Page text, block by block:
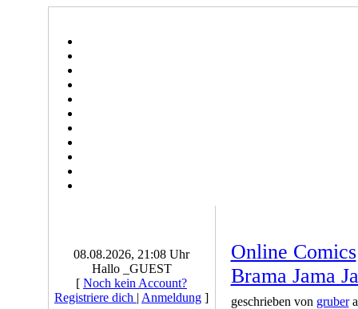
08.08.2026, 21:08 Uhr
Hallo _GUEST
[ Noch kein Account?
Registriere dich | Anmeldung ]
Online Comics
Brama Jama
geschrieben von gruber